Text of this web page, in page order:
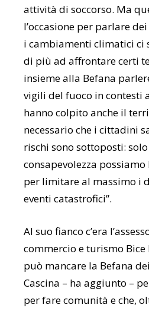
attività di soccorso. Ma
l’occasione per parlare
i cambiamenti climatici ci
di più ad affrontare certi
insieme alla Befana
vigili del fuoco in contesti
hanno colpito anche il
necessario che i cittadini
rischi sono sottoposti:
consapevolezza
per limitare al massimo i
eventi catastrofici”.
Al suo fianco c’era
commercio e turismo Bice
può mancare la Befana
Cascina – ha aggiunto –
per fare comunità e che,